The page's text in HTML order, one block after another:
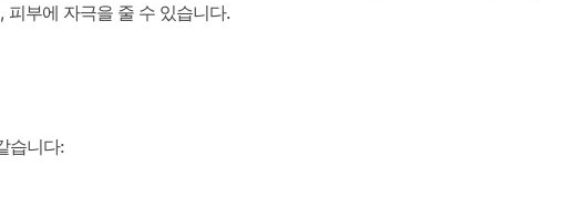
부에 자극을 줄 수 있습니다.
습니다: